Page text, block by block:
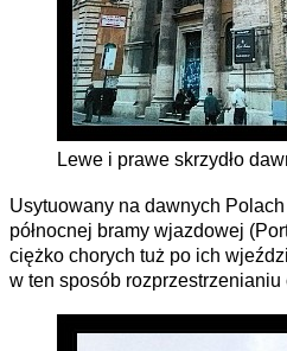
Lewe i prawe skrzydło
Usytuowany na dawnych
północnej bramy wjazdowej
ciężko chorych tuż po ich
w ten sposób